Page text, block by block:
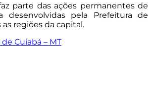
parte das ações permanentes de
desenvolvidas pela Prefeitura de
regiões da capital.
Cuiabá – MT